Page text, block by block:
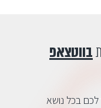
בווטצאפ
לכם בכל נושא